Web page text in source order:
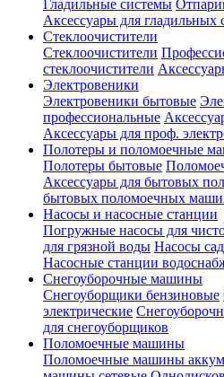
Гладильные системы
Аксессуары для гладильных
Стеклоочистители
Стеклоочистители
стеклоочистители
Электровеники
Электровеники бытовые
профессиональные
Аксессуары для проф.
Полотеры и поломоечные
Полотеры бытовые
Аксессуары для бытовых
бытовых поломоечных
Насосы и насосные станции
Погружные насосы для
для грязной воды Насосы
Насосные станции
Снегоуборочные машины
Снегоуборщики бензиновые
электрические
для снегоуборщиков
Поломоечные машины
Поломоечные машины